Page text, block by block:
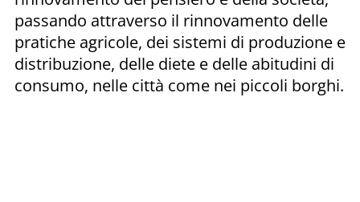
passando attraverso il rinnovamento delle
pratiche agricole, dei sistemi di produzione e
distribuzione, delle diete e delle abitudini di
consumo, nelle città come nei piccoli borghi.